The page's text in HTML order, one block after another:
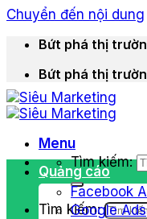
Chuyển đến nội dung
Bứt phá thị
Bứt phá thị
Menu
Tìm kiếm:
Tìm kiếm:
Quảng cáo
Facebook
Google Ads